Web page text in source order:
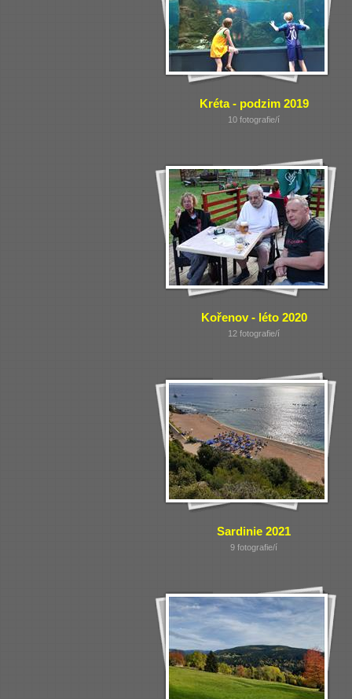
Kréta - podzim 2019
10 fotografie/í
Kořenov - léto 2020
12 fotografie/í
Sardinie 2021
9 fotografie/í